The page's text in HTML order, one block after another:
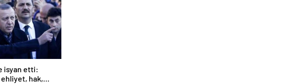
isyan etti:
ehliyet, hak,